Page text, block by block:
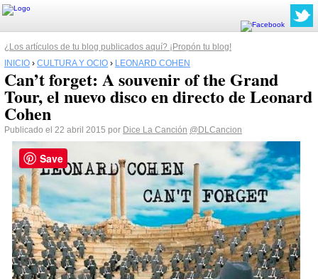
¿Los artículos de tu blog publicados aquí? ¡Propón tu blog!
INICIO › CULTURA Y OCIO › LEONARD COHEN
Can’t forget: A souvenir of the Grand
Tour, el nuevo disco en directo de Leonard
Cohen
Publicado el 22 abril 2015 por Dice La Canción @DLCancion
Save